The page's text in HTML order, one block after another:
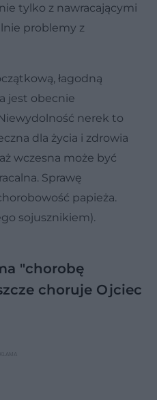
tylko z nawracającymi
problemy z
łagodną
jest obecnie
nerek to
dla życia i zdrowia
wczesna może być
Sprawę
papieża.
sojusznikiem).
"chorobę
choruje Ojciec